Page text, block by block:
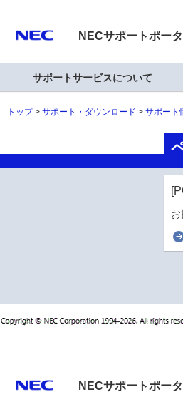
NECサポートポー
サポートサービスについて
トップ サポート・ダウンロード サポート
NECサポートポー